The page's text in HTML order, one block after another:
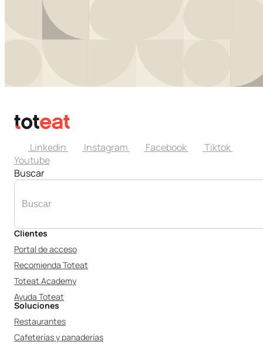
Linkedin Instagram Facebook
Tiktok
Youtube
Buscar
Clientes
Portal de acceso
Recomienda Toteat
Toteat Academy
Ayuda Toteat
Soluciones
Restaurantes
Cafeterías y panaderías